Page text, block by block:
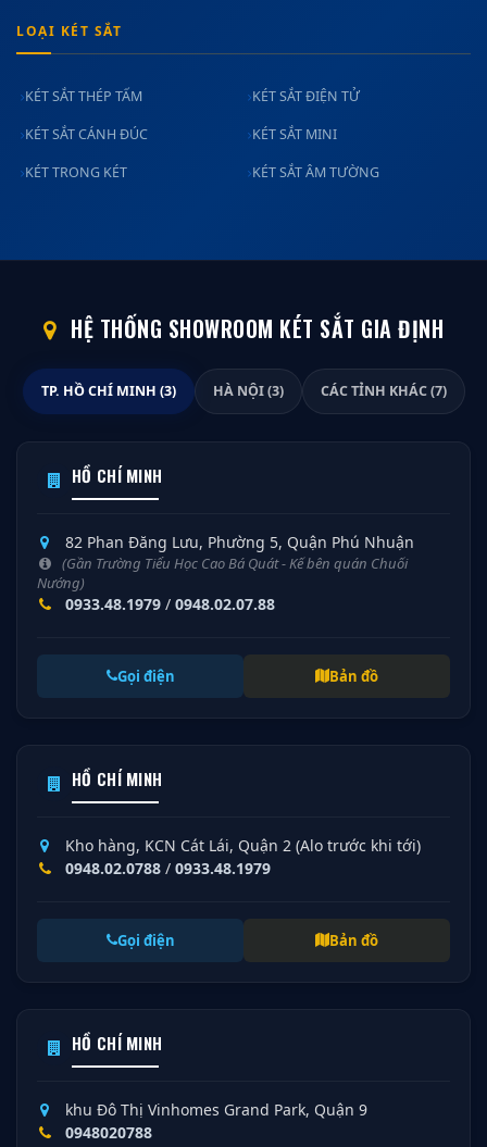
LOẠI KÉT SẮT
KÉT SẮT THÉP TẤM KÉT SẮT ĐIỆN TỬ
KÉT SẮT CÁNH ĐÚC KÉT SẮT MINI
KÉT TRONG KÉT KÉT SẮT ÂM TƯỜNG
HỆ THỐNG SHOWROOM KÉT SẮT GIA ĐỊNH
TP. HỒ CHÍ MINH (3) HÀ NỘI (3) CÁC TỈNH KHÁC (7)
HỒ CHÍ MINH
82 Phan Đăng Lưu, Phường 5, Quận Phú Nhuận
(Gần Trường Tiểu Học Cao Bá Quát - Kế bên quán Chuối
Nướng)
0933.48.1979 / 0948.02.07.88
Gọi điện Bản đồ
HỒ CHÍ MINH
Kho hàng, KCN Cát Lái, Quận 2 (Alo trước khi tới)
0948.02.0788 / 0933.48.1979
Gọi điện Bản đồ
HỒ CHÍ MINH
khu Đô Thị Vinhomes Grand Park, Quận 9
0948020788